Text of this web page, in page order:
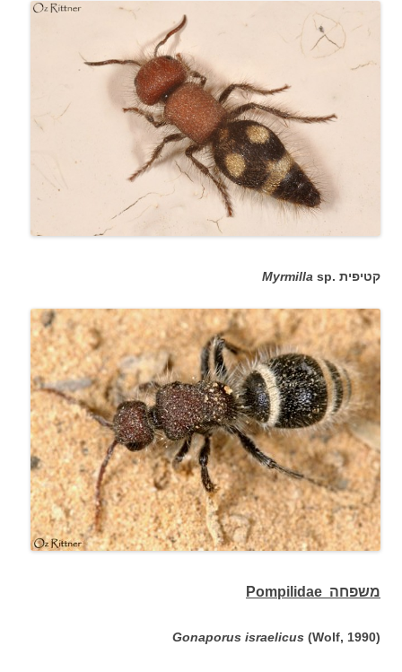
קטיפית . Myrmilla sp
משפחה Pompilidae
(
Gonaporus israelicus (Wolf, 1990